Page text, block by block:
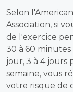
Selon
Association, si
de l'exercice
30 à 60 minutes
jour, 3 à 4 jours
semaine, vous
votre risque de